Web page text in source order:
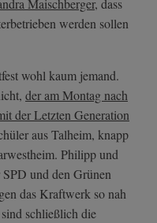
Maischberger, dass
werden sollen
wohl kaum jemand.
der am Montag nach
der Letzten Generation
aus Talheim, knapp
Philipp und
und den Grünen
das Kraftwerk so nah
schließlich die